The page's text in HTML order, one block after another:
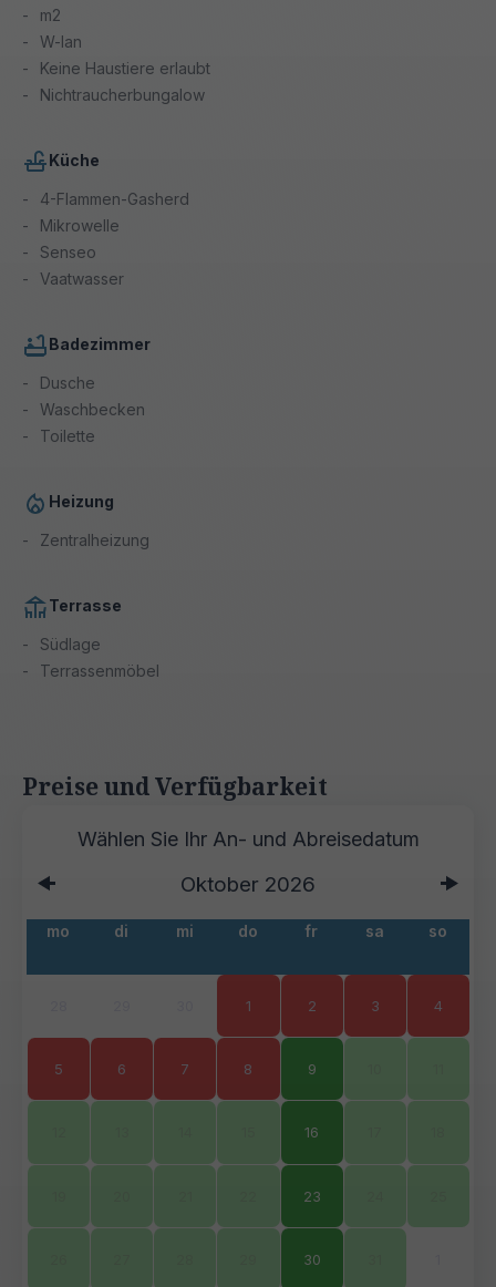
m2
W-lan
Keine Haustiere erlaubt
Nichtraucherbungalow
Küche
4-Flammen-Gasherd
Mikrowelle
Senseo
Vaatwasser
Badezimmer
Dusche
Waschbecken
Toilette
Heizung
Zentralheizung
Terrasse
Südlage
Terrassenmöbel
Preise und Verfügbarkeit
Oktober 2026
mo di mi do fr sa so
1 2 3 4
5 6 7 8 9
16
23
30